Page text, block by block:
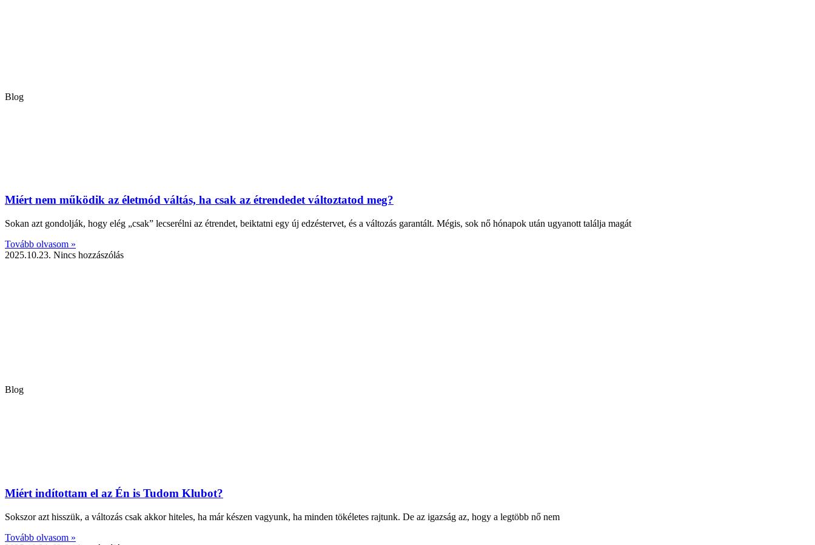
Blog
Miért nem működik az életmód váltás, ha csak az étrendedet változtatod meg?
Sokan azt gondolják, hogy elég „csak” lecserélni az étrendet, beiktatni egy új edzéstervet, és a változás garantált. Mégis, sok nő hónapok után ugyanott találja magát
Tovább olvasom »
2025.10.23. Nincs hozzászólás
Blog
Miért indítottam el az Én is Tudom Klubot?
Sokszor azt hisszük, a változás csak akkor hiteles, ha már készen vagyunk, ha minden tökéletes rajtunk. De az igazság az, hogy a legtöbb nő nem
Tovább olvasom »